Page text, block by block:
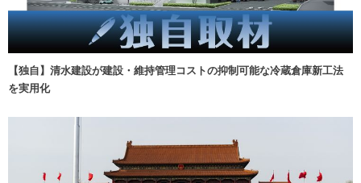
【独自】清水建設が建設・維持管理コストの抑制可能な冷蔵倉庫新工法
を実用化